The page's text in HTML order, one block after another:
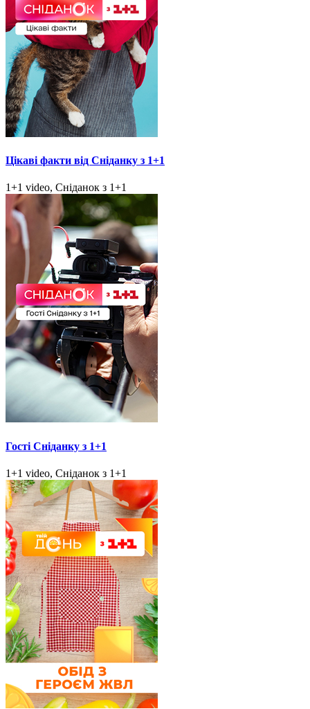
Цікаві факти від Сніданку з 1+1
1+1 video, Сніданок з 1+1
Гості Сніданку з 1+1
1+1 video, Сніданок з 1+1